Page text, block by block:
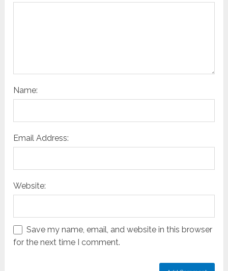
Name:
Email Address:
Website:
Save my name, email, and website in this browser
for the next time I comment.